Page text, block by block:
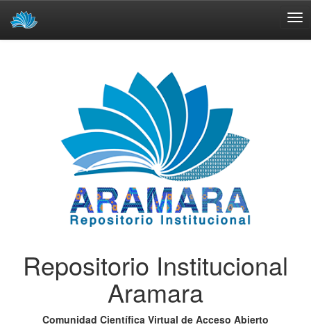
Repositorio Institucional
Aramara
Comunidad Científica Virtual de Acceso Abierto